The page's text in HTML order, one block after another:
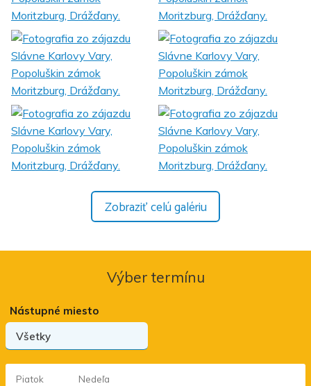
Zobraziť celú galériu
Výber termínu
Nástupné miesto
Piatok Nedeľa